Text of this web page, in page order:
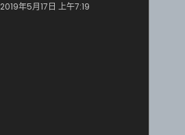
2019年5月17日 上午7:19